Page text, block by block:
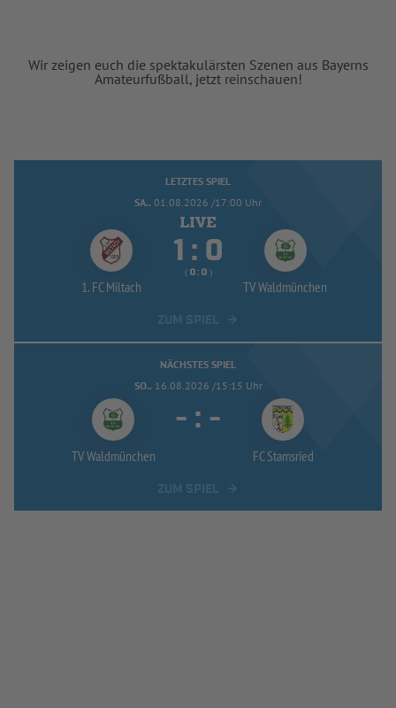
Wir zeigen euch die spektakulärsten Szenen aus Bayerns
Amateurfußball, jetzt reinschauen!
LETZTES SPIEL
SA.. 01.08.2026 /17:00 Uhr
1. FC Miltach
 : 
( :  )
TV Waldmünchen
NÄCHSTES SPIEL
SO.. 16.08.2026 /15:15 Uhr
TV Waldmünchen
- : -
FC Stamsried